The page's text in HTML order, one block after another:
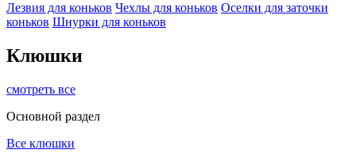
Лезвия для коньков Чехлы для коньков Оселки для заточки
коньков Шнурки для коньков
Клюшки
смотреть все
Основной раздел
Все клюшки